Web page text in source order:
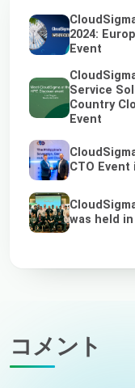
2024:
Event
Service
Country
Event
CTO
was held
コメント